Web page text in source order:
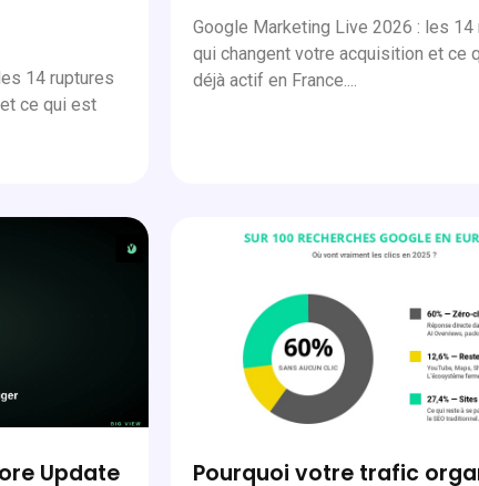
14 ruptures
ce qui est
Google Marketing Live 2026 : les 14
qui changent votre acquisition et ce
déjà actif en France....
Update
Pourquoi votre trafic